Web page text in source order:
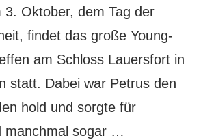
3. Oktober, dem Tag der
findet das große Young-
am Schloss Lauersfort in
statt. Dabei war Petrus den
hold und sorgte für
manchmal sogar …